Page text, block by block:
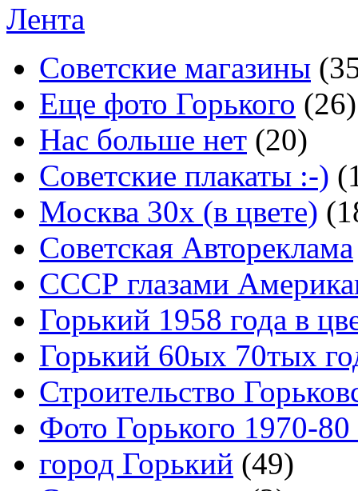
Лента
Советские магазины
Еще фото Горького (26)
Нас больше нет (20)
Советские плакаты :-)
Москва 30x (в цвете)
Советская Автореклама
СССР глазами
Горький 1958 года в
Горький 60ых 70тых
Строительство
Фото Горького 1970-80
город Горький (49)